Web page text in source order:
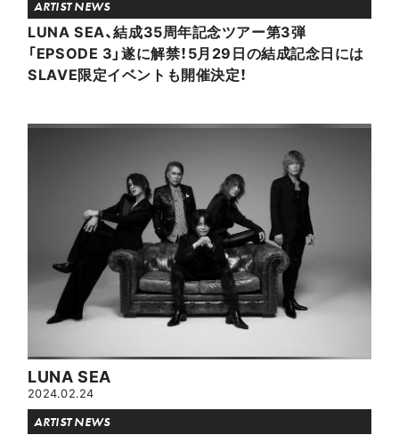
ARTIST NEWS
LUNA SEA、結成35周年記念ツアー第3弾
「EPSODE 3」遂に解禁！5月29日の結成記念日には
SLAVE限定イベントも開催決定！
LUNA SEA
2024.02.24
ARTIST NEWS